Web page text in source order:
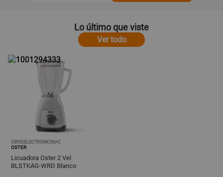
Lo último que viste
Ver todo
CIROXELECTRONICSSAC
OSTER
Licuadora Oster 2 Vel
BLSTKAG-WRD Blanco